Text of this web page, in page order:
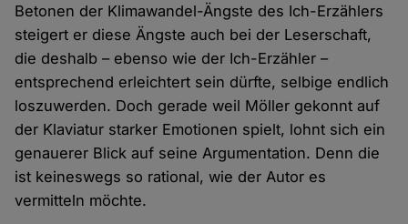
Betonen der Klimawandel-Ängste des Ich-Erzählers
steigert er diese Ängste auch bei der Leserschaft,
die deshalb – ebenso wie der Ich-Erzähler –
entsprechend erleichtert sein dürfte, selbige endlich
loszuwerden. Doch gerade weil Möller gekonnt auf
der Klaviatur starker Emotionen spielt, lohnt sich ein
genauerer Blick auf seine Argumentation. Denn die
ist keineswegs so rational, wie der Autor es
vermitteln möchte.